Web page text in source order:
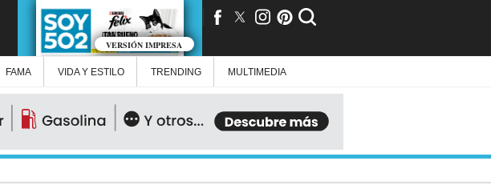
VERSIÓN IMPRESA
FAMA VIDA Y ESTILO TRENDING MULTIMEDIA